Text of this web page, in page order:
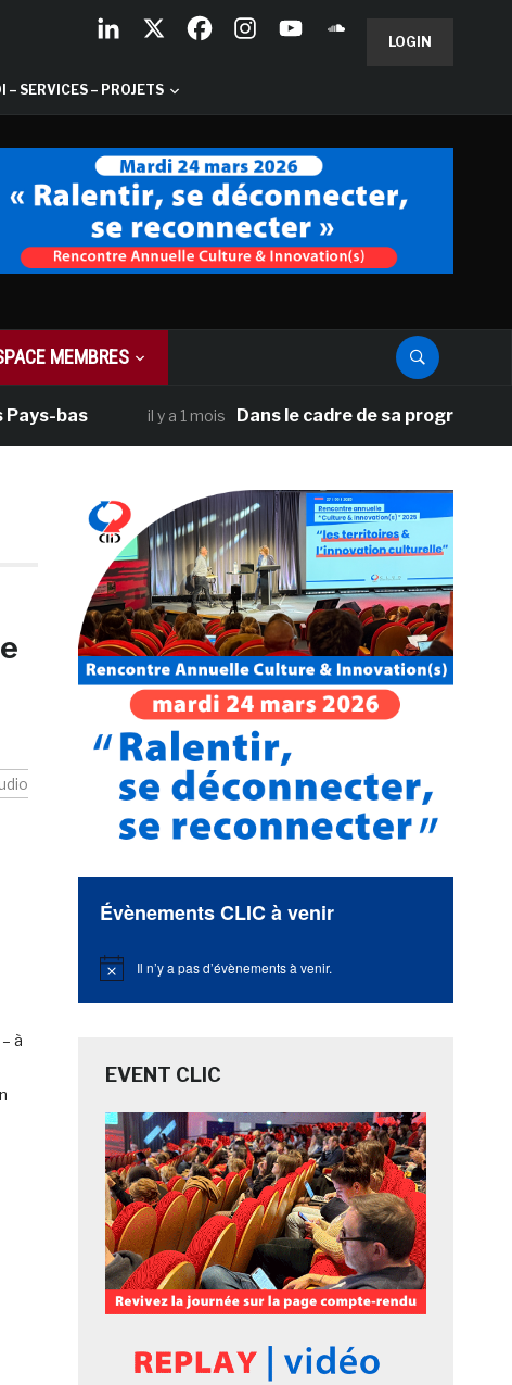
LOGIN
– SERVICES – PROJETS
MEMBRES
il y a 1 mois Dans le cadre de sa programmation
à
Évènements CLIC à venir
Notice Il n’y a pas d’évènements à venir.
EVENT CLIC